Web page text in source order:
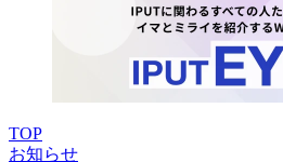
TOP
お知らせ